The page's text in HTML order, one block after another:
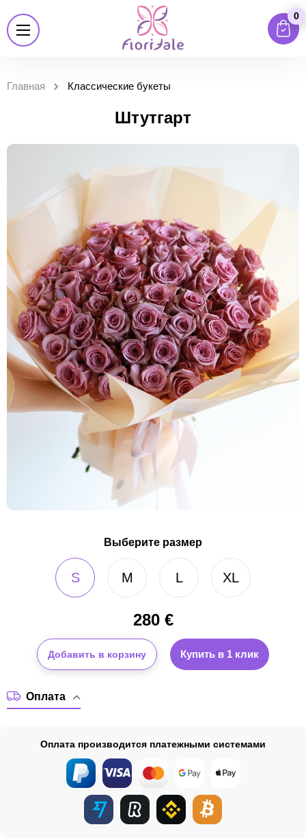
0
Главная Классические букеты
Штутгарт
Выберите размер
S M L XL
280€
Добавить в корзину Купить в 1 клик
Оплата
Оплата производится платежными системами